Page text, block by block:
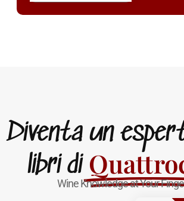
Diventa un
libri di
Wine Knowledge at Your